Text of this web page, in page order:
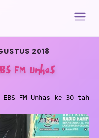
2018
FM Unhas
EBS FM Unhas ke 30